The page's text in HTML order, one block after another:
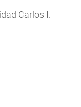
Carlos I.